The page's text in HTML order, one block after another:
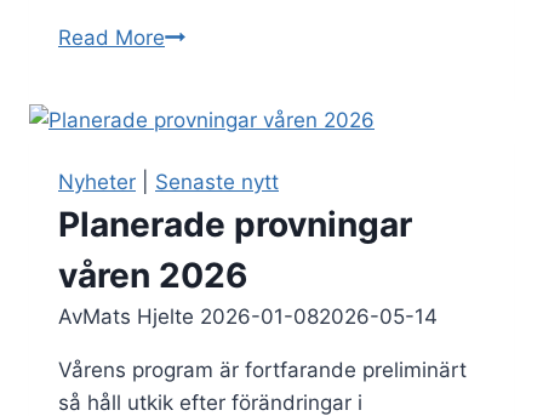
Read MoreLördag
19
provning
Röda
viner
Nyheter Senaste nytt
Planerade provningar
våren 2026
AvMats Hjelte 2026-01-082026-05-14
Vårens program är fortfarande preliminärt
så håll utkik efter förändringar i